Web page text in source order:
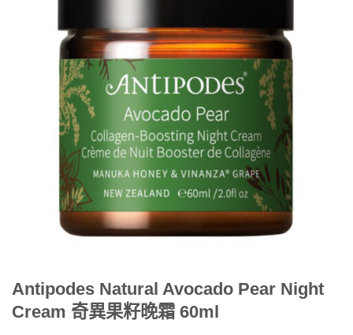
Antipodes Natural Avocado Pear Night
Cream 奇異果籽晚霜 60ml